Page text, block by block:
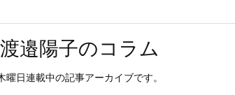
曜日連載中の記事アーカイブです。